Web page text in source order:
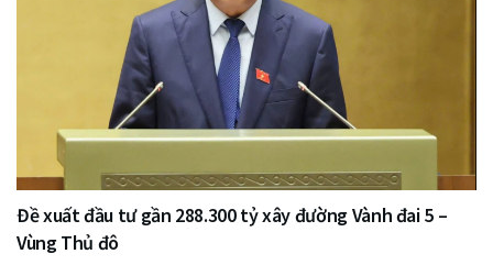
Đề xuất đầu tư gần 288.300 tỷ xây đường Vành đai 5 –
Vùng Thủ đô